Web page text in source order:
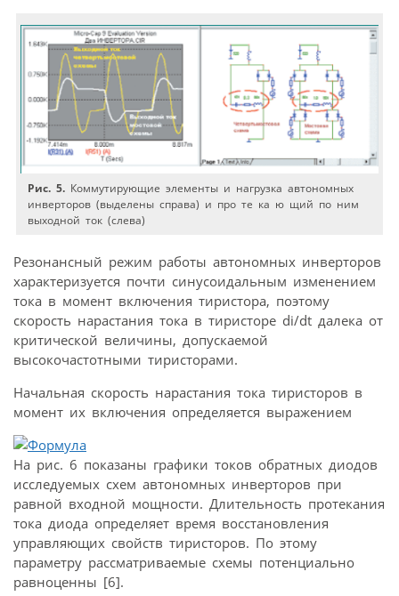
Рис. 5. Коммутирующие элементы и нагрузка автономных
инверторов (выделены справа) и про те ка ю щий по ним
выходной ток (слева)
Резонансный режим работы автономных инверторов
характеризуется почти синусоидальным изменением
тока в момент включения тиристора, поэтому
скорость нарастания тока в тиристоре di/dt далека от
критической величины, допускаемой
высокочастотными тиристорами.
Начальная скорость нарастания тока тиристоров в
момент их включения определяется выражением
На рис. 6 показаны графики токов обратных диодов
исследуемых схем автономных инверторов при
равной входной мощности. Длительность протекания
тока диода определяет время восстановления
управляющих свойств тиристоров. По этому
параметру рассматриваемые схемы потенциально
равноценны [6].